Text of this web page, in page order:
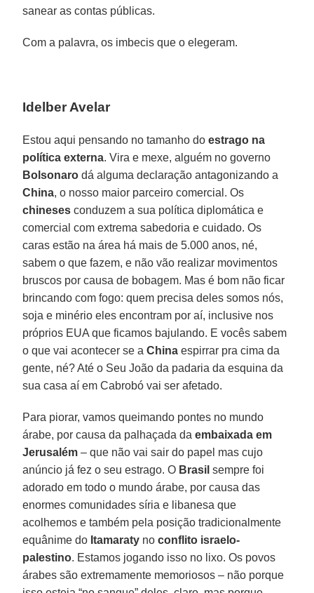
sanear as contas públicas.
Com a palavra, os imbecis que o elegeram.
Idelber Avelar
Estou aqui pensando no tamanho doestrago na
política externa. Vira e mexe, alguém no governo
Bolsonaro dá alguma declaração antagonizando a
China, o nosso maior parceiro comercial. Os
chineses conduzem a sua política diplomática e
comercial com extrema sabedoria e cuidado. Os
caras estão na área há mais de 5.000 anos, né,
sabem o que fazem, e não vão realizar movimentos
bruscos por causa de bobagem. Mas é bom não ficar
brincando com fogo: quem precisa deles somos nós,
soja e minério eles encontram por aí, inclusive nos
próprios EUA que ficamos bajulando. E vocês sabem
o que vai acontecer se aChina espirrar pra cima da
gente, né? Até o Seu João da padaria da esquina da
sua casa aí em Cabrobó vai ser afetado.
Para piorar, vamos queimando pontes no mundo
árabe, por causa da palhaçada daembaixada em
Jerusalém – que não vai sair do papel mas cujo
anúncio já fez o seu estrago. O Brasil sempre foi
adorado em todo o mundo árabe, por causa das
enormes comunidades síria e libanesa que
acolhemos e também pela posição tradicionalmente
equânime do Itamaraty noconflito israelo-
palestino. Estamos jogando isso no lixo. Os povos
árabes são extremamente memoriosos – não porque